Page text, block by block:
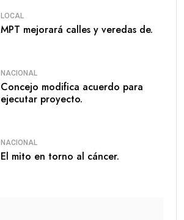
LOCAL
MPT mejorará calles y veredas de.
NACIONAL
Concejo modifica acuerdo para
ejecutar proyecto.
NACIONAL
El mito en torno al cáncer.